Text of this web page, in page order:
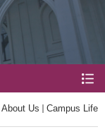
About Us Campus Life